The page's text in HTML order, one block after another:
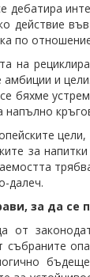
дебатира
действие
по
на
и
бяхме
напълно
за напитки
далеч.
за да се
от
събраните